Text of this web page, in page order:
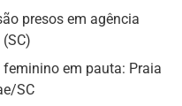
presos em agência
em pauta: Praia
SC